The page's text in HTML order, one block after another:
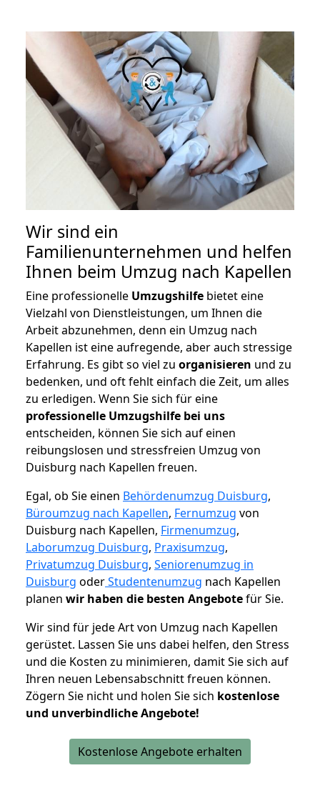
Wir sind ein
Familienunternehmen und helfen
Ihnen beim Umzug nach Kapellen
Eine professionelle Umzugshilfe bietet eine
Vielzahl von Dienstleistungen, um Ihnen die
Arbeit abzunehmen, denn ein Umzug nach
Kapellen ist eine aufregende, aber auch stressige
Erfahrung. Es gibt so viel zu organisieren und zu
bedenken, und oft fehlt einfach die Zeit, um alles
zu erledigen. Wenn Sie sich für eine
professionelle Umzugshilfe bei uns
entscheiden, können Sie sich auf einen
reibungslosen und stressfreien Umzug von
Duisburg nach Kapellen freuen.
Egal, ob Sie einen Behördenumzug Duisburg,
Büroumzug nach Kapellen, Fernumzug von
Duisburg nach Kapellen, Firmenumzug,
Laborumzug Duisburg, Praxisumzug,
Privatumzug Duisburg, Seniorenumzug in
Duisburg oderStudentenumzug nach Kapellen
planen wir haben die besten Angebotefür Sie.
Wir sind für jede Art von Umzug nach Kapellen
gerüstet. Lassen Sie uns dabei helfen, den Stress
und die Kosten zu minimieren, damit Sie sich auf
Ihren neuen Lebensabschnitt freuen können.
Zögern Sie nicht und holen Sie sich kostenlose
und unverbindliche Angebote!
Kostenlose Angebote erhalten